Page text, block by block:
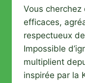
Vous cherchez
efficaces,
respectueux
Impossible
multiplient
inspirée par la